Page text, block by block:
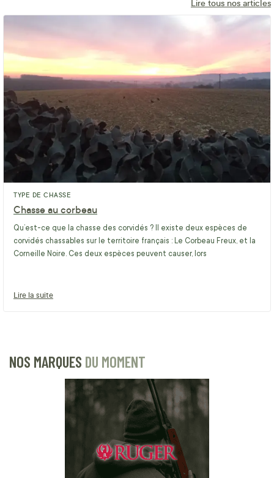
Lire tous nos articles
TYPE DE CHASSE
Chasse au corbeau
Qu’est-ce que la chasse des corvidés ? Il existe deux espèces de
corvidés chassables sur le territoire français : Le Corbeau Freux, et la
Corneille Noire. Ces deux espèces peuvent causer, lors
Lire la suite
NOS MARQUES DU MOMENT